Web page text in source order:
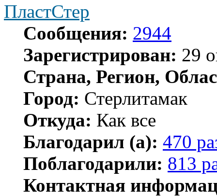
ПластСтер
Сообщения: 2944
Зарегистрирован: 29
Страна, Регион,
Город: Стерлитамак
Откуда: Как все
Благодарил (а): 470
Поблагодарили: 813
Контактная